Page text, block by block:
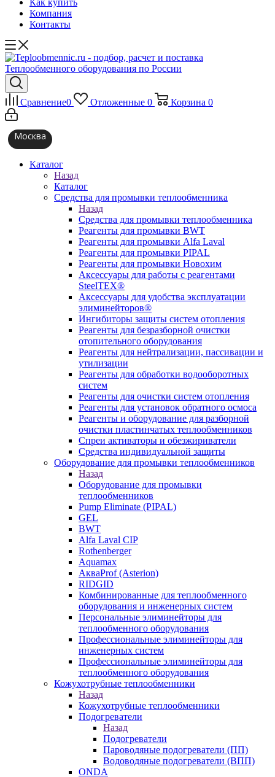
Как купить
Компания
Контакты
Сравнение0 Отложенные 0 Корзина 0
Москва
Каталог
Назад
Каталог
Средства для промывки теплообменника
Назад
Средства для промывки теплообменника
Реагенты для промывки BWT
Реагенты для промывки Alfa Laval
Реагенты для промывки PIPAL
Реагенты для промывки Новохим
Аксессуары для работы с реагентами
SteelTEX®
Аксессуары для удобства эксплуатации
элиминейторов®
Ингибиторы защиты систем отопления
Реагенты для безразборной очистки
отопительного оборудования
Реагенты для нейтрализации, пассивации и
утилизации
Реагенты для обработки водооборотных
систем
Реагенты для очистки систем отопления
Реагенты для установок обратного осмоса
Реагенты и оборудование для разборной
очистки пластинчатых теплообменников
Спреи активаторы и обезжириватели
Средства индивидуальной защиты
Оборудование для промывки теплообменников
Назад
Оборудование для промывки
теплообменников
Pump Eliminate (PIPAL)
GEL
BWT
Alfa Laval CIP
Rothenberger
Aquamax
АкваProf (Asterion)
RIDGID
Комбинированные для теплообменного
оборудования и инженерных систем
Персональные элиминейторы для
теплообменного оборудования
Профессиональные элиминейторы для
инженерных систем
Профессиональные элиминейторы для
теплообменного оборудования
Кожухотрубные теплообменники
Назад
Кожухотрубные теплообменники
Подогреватели
Назад
Подогреватели
Пароводяные подогреватели (ПП)
Водоводяные подогреватели (ВПП)
ONDA